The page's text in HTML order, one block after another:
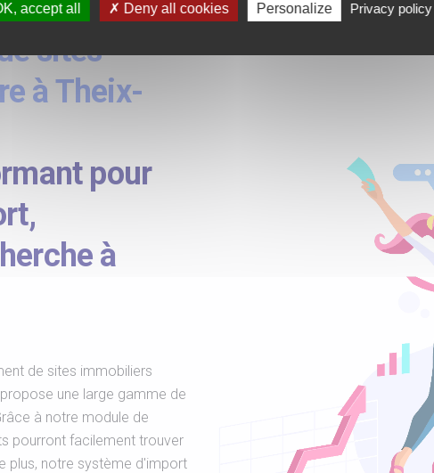
sites
à Theix-
pour
à
de sites immobiliers
une large gamme de
à notre module de
pourront facilement trouver
plus, notre système d'import
accept all Deny all cookies Personalize Privacy policy